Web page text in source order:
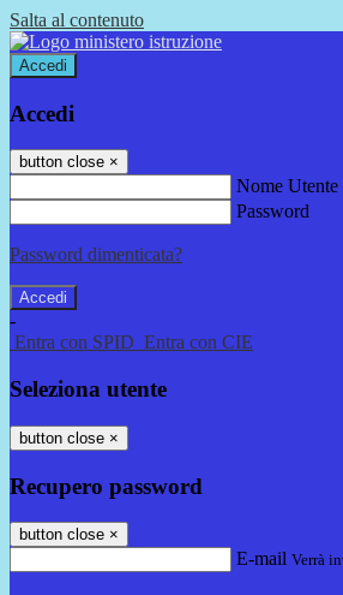
Salta al contenuto
Accedi
Accedi
button close ×
Nome Utente
Password
Password dimenticata?
-
Entra con SPID Entra con CIE
Seleziona utente
button close ×
Recupero password
button close ×
E-mail Verrà